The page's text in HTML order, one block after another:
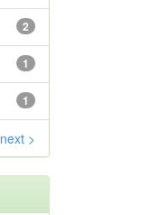
2
1
1
next >